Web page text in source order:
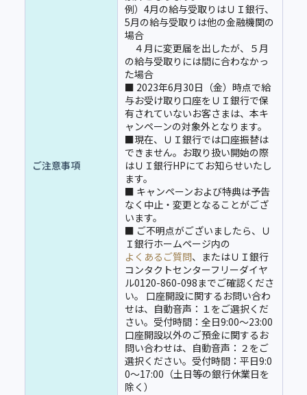
ご注意事項
例）4月の給与受取りはＵＩ銀行、
5月の給与受取りは他の金融機関の
場合
４月に変更届を出したが、５月
の給与受取りには間に合わなかっ
た場合
■ 2023年6月30日（金）時点で給
与お受け取り口座をＵＩ銀行で保
有されていないお客さまは、本キ
ャンペーンの対象外となります。
■現在、ＵＩ銀行では口座振替は
できません。お取り扱い開始の際
はＵＩ銀行HPにてお知らせいたし
ます。
■ キャンペーンおよび特典は予告
なく中止・変更となることがござ
います。
■ ご不明点がございましたら、Ｕ
Ｉ銀行ホームページ内の
よくあるご質問、またはＵＩ銀行
コンタクトセンターフリーダイヤ
ル0120-860-098までご確認くださ
い。 口座開設に関するお問い合わ
せは、自動音声：１をご選択くだ
さい。受付時間：全日9:00〜23:00
口座開設以外のご預金に関するお
問い合わせは、自動音声：２をご
選択ください。受付時間：平日9:0
0〜17:00（土日等の銀行休業日を
除く）